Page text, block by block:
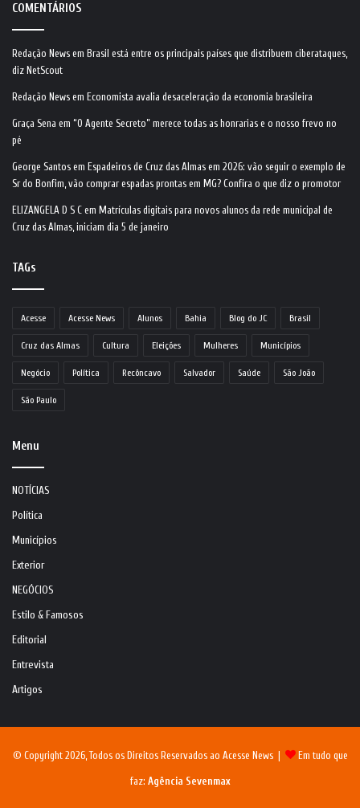
COMENTÁRIOS
Redação News em Brasil está entre os principais países que distribuem ciberataques,
diz NetScout
Redação News em Economista avalia desaceleração da economia brasileira
Graça Sena em “O Agente Secreto” merece todas as honrarias e o nosso frevo no
pé
George Santos em Espadeiros de Cruz das Almas em 2026: vão seguir o exemplo de
Sr do Bonfim, vão comprar espadas prontas em MG? Confira o que diz o promotor
ELIZANGELA D S C em Matrículas digitais para novos alunos da rede municipal de
Cruz das Almas, iniciam dia 5 de janeiro
TAGs
Acesse Acesse News Alunos Bahia Blog do JC Brasil
Cruz das Almas Cultura Eleições Mulheres Municípios
Negócio Política Recôncavo Salvador Saúde São João
São Paulo
Menu
NOTÍCIAS
Política
Municípios
Exterior
NEGÓCIOS
Estilo & Famosos
Editorial
Entrevista
Artigos
© Copyright 2026, Todos os Direitos Reservados ao Acesse News | Em tudo que
faz: Agência Sevenmax